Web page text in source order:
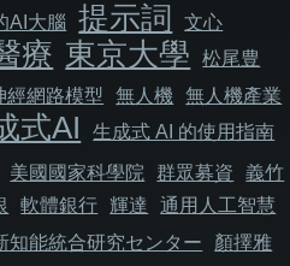
AI大腦 提示詞
文心
療 東京大學
松尾豊
經網路模型 無人機
無人機產業
式AI 生成式 AI 的使用指南
美國國家科學院 群眾募資
義竹
軟體銀行 輝達 通用人工智慧
知能統合研究センター 顏擇雅